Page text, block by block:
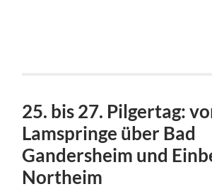
25. bis 27. Pilgertag:
Lamspringe über Bad
Gandersheim und
Northeim